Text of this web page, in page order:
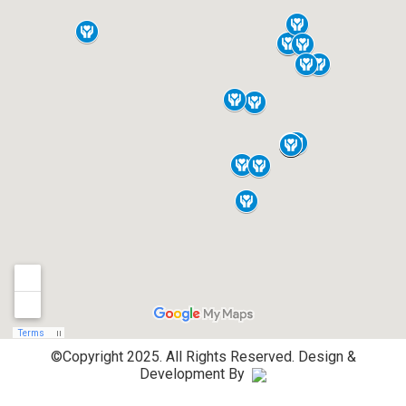
©Copyright 2025. All Rights Reserved. Design &
Development By